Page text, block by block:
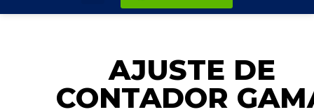
AJUSTE DE
CONTADOR